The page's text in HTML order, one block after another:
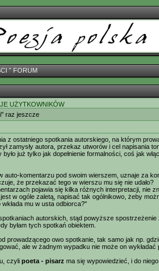
ˇ FORUM
UŻYTKOWNIKÓW
raz jeszcze
z ostatniego spotkania autorskiego, na którym
zamysły autora, przekaz utworów i cel napisania
już tylko jak dopełnienie formalności, coś jak
auto-komentarzu pod swoim wierszem, uznaje za
że przekazać tego w wierszu mu się nie udało?
pojawia się kilka różnych interpretacji, nie
w ogóle zaletą, napisać tak ogólnikowo, żeby
mu w usta odbiorca?"
autorskich, stąd powyższe
byłam tych spotkań obiektem.
prowadzącego owo spotkanie, tak samo jak np.
ale w żadnym wypadku nie może on wykładać
czyli poeta - pisarz ma się wypowiedzieć, i do